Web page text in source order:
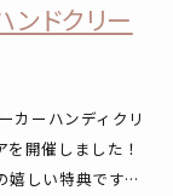
ンドクリー
カーハンディクリ
開催しました！
嬉しい特典です…